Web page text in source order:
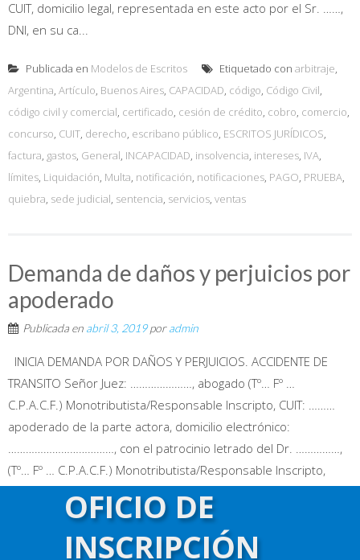
CUIT, domicilio legal, representada en este acto por el Sr. ……,
DNI, en su ca...
Publicada en Modelos de Escritos Etiquetado con arbitraje,
Argentina, Artículo, Buenos Aires, CAPACIDAD, código, Código Civil,
código civil y comercial, certificado, cesión de crédito, cobro, comercio,
concurso, CUIT, derecho, escribano público, ESCRITOS JURÍDICOS,
factura, gastos, General, INCAPACIDAD, insolvencia, intereses, IVA,
límites, Liquidación, Multa, notificación, notificaciones, PAGO, PRUEBA,
quiebra, sede judicial, sentencia, servicios, ventas
Demanda de daños y perjuicios por
apoderado
Publicada en abril 3, 2019poradmin
INICIA DEMANDA POR DAÑOS Y PERJUICIOS. ACCIDENTE DE
TRANSITO Señor Juez: …………………, abogado (Tº… Fº …
C.P.A.C.F.) Monotributista/Responsable Inscripto, CUIT: ………
apoderado de la parte actora, domicilio electrónico:
………………………………, con el patrocinio letrado del Dr. ……………,
(Tº… Fº … C.P.A.C.F.) Monotributista/Responsable Inscripto,
CUIT: ………, con domicilio electrónico: …………………………,
constituyendo domicilio procesal en ………………, (Zona de
notificación: ……), Mail: ……………………, (Tel: ………………), a V.S. me
OFICIO DE
INSCRIPCIÓN